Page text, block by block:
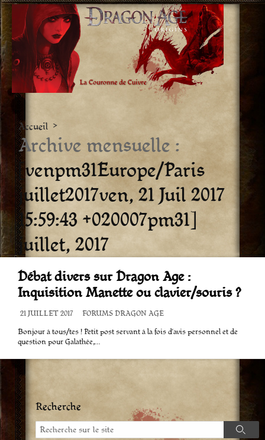
Aller
vers
le
contenu
Accueil >
Archive mensuelle :
[venpm31Europe/Paris
juillet2017ven, 21 Juil 2017
15:59:43 +020007pm31]
juillet, 2017
Débat divers sur Dragon Age :
Inquisition Manette ou clavier/souris ?
DATE
PUBLICATION
21 JUILLET 2017 CATÉGORIES
FORUMS DRAGON AGE
Bonjour à tous/tes ! Petit post servant à la fois d’avis personnel et de
question pour Galathée,…
Recherche
Recherche